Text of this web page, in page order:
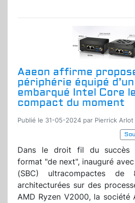
Aaeon affirme
périphérie équipé
embarqué Intel Core
compact du moment
Publié le 31-05-2024 par Pierrick Arlot
Dans le droit fil du succès
format "de next", inauguré
(SBC) ultracompactes
architecturées sur des
AMD Ryzen V2000, la société